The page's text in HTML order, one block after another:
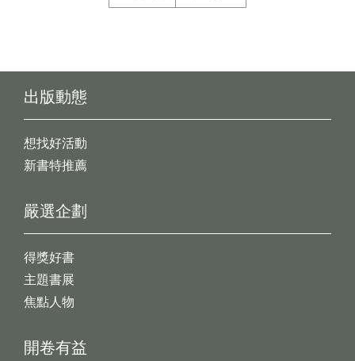
出版動態
想找好活動
新書特推薦
開卷有益
嚴選企劃
得獎好書
主題書展
焦點人物